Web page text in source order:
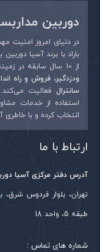
دیدگاه شما*
دوربین
در دنیای امروز امنیت
باراد با برند آسیا
از 10 سال سابقه در زمینه فروش،
ودزدگیر، فروش و راه
سانترال فعالیت
استفاده از خدمات
انتخاب کرده و با خاطری
ارتباط با ما
آدرس دفتر مرکزی آسیا
طبقه 5، واحد 18
شماره های تماس :